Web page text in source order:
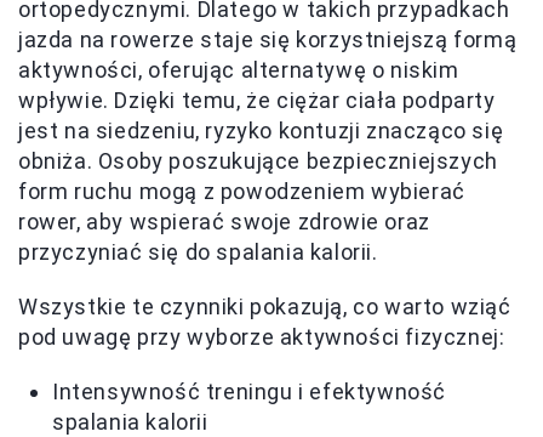
ortopedycznymi. Dlatego w takich przypadkach
jazda na rowerze staje się korzystniejszą formą
aktywności, oferując alternatywę o niskim
wpływie. Dzięki temu, że ciężar ciała podparty
jest na siedzeniu, ryzyko kontuzji znacząco się
obniża. Osoby poszukujące bezpieczniejszych
form ruchu mogą z powodzeniem wybierać
rower, aby wspierać swoje zdrowie oraz
przyczyniać się do spalania kalorii.
Wszystkie te czynniki pokazują, co warto wziąć
pod uwagę przy wyborze aktywności fizycznej:
Intensywność treningu i efektywność
spalania kalorii